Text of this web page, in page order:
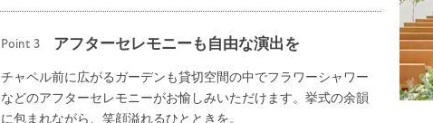
Point 3 アフターセレモニーも自由な演出を
チャペル前に広がるガーデンも貸切空間の中でフラワーシャワー
などのアフターセレモニーがお愉しみいただけます。挙式の余韻
に包まれながら、笑顔溢れるひとときを。